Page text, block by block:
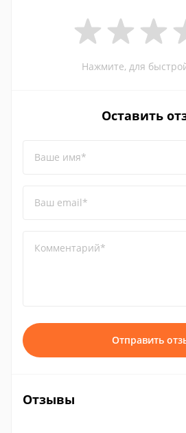
Нажмите, для
Оставить
Ваше имя*
Ваш email*
Комментарий*
Отправить
Отзывы